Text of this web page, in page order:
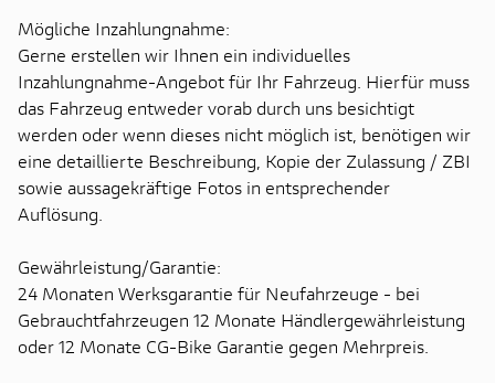
Mögliche Inzahlungnahme:
Gerne erstellen wir Ihnen ein individuelles
Inzahlungnahme-Angebot für Ihr Fahrzeug. Hierfür muss
das Fahrzeug entweder vorab durch uns besichtigt
werden oder wenn dieses nicht möglich ist, benötigen wir
eine detaillierte Beschreibung, Kopie der Zulassung / ZBI
sowie aussagekräftige Fotos in entsprechender
Auflösung.
Gewährleistung/Garantie:
24 Monaten Werksgarantie für Neufahrzeuge - bei
Gebrauchtfahrzeugen 12 Monate Händlergewährleistung
oder 12 Monate CG-Bike Garantie gegen Mehrpreis.